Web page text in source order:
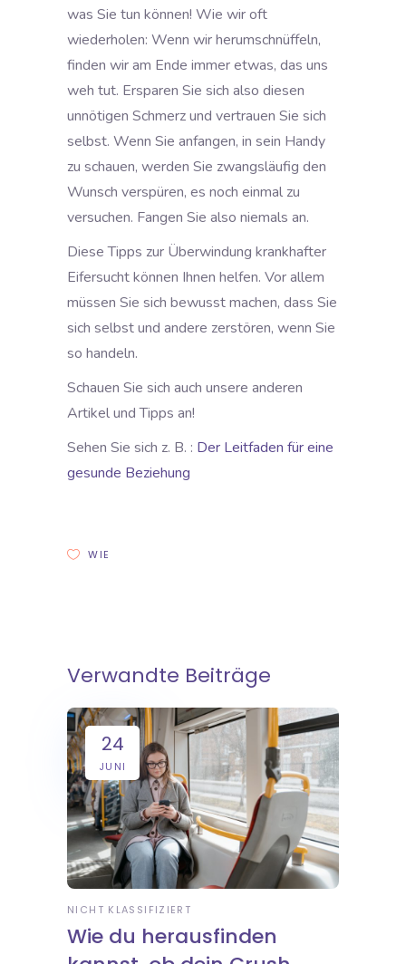
was Sie tun können! Wie wir oft
wiederholen: Wenn wir herumschnüffeln,
finden wir am Ende immer etwas, das uns
weh tut. Ersparen Sie sich also diesen
unnötigen Schmerz und vertrauen Sie sich
selbst. Wenn Sie anfangen, in sein Handy
zu schauen, werden Sie zwangsläufig den
Wunsch verspüren, es noch einmal zu
versuchen. Fangen Sie also niemals an.
Diese Tipps zur Überwindung krankhafter
Eifersucht können Ihnen helfen. Vor allem
müssen Sie sich bewusst machen, dass Sie
sich selbst und andere zerstören, wenn Sie
so handeln.
Schauen Sie sich auch unsere anderen
Artikel und Tipps an!
Sehen Sie sich z. B. : Der Leitfaden für eine
gesunde Beziehung
WIE
Verwandte Beiträge
24
JUNI
NICHT KLASSIFIZIERT
Wie du herausfinden